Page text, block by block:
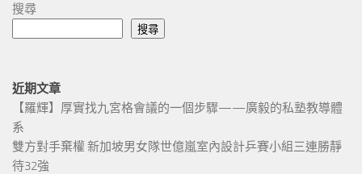
搜尋
搜尋
近期文章
【羅輝】厚實找九宮格會議的一個步驟——廣毅的私塾教導體
系
雙方對手棄權 新加坡男女隊世億嵐室內設計乒賽小組三連勝靜
待32強